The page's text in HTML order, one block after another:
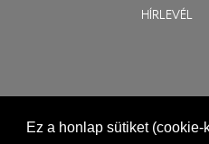
Ez a honlap sütiket
HÍRLEVÉL
© 2015-